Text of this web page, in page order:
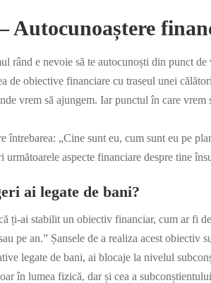
Autocunoaștere
rând e nevoie să te autocunoști din punct de
de obiective financiare cu traseul unei
vrem să ajungem. Iar punctul în care
întrebarea: „Cine sunt eu, cum sunt eu pe
următoarele aspecte financiare despre tine
ai legate de bani?
ți-ai stabilit un obiectiv financiar, cum ar fi
pe an.” Șansele de a realiza acest
legate de bani, ai blocaje la nivelul
în lumea fizică, dar și cea a